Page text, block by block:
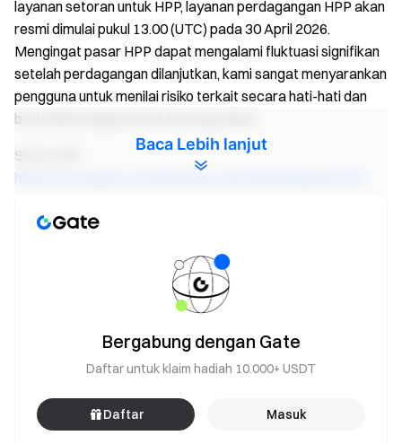
layanan setoran untuk HPP, layanan perdagangan HPP akan
resmi dimulai pukul 13.00 (UTC) pada 30 April 2026.
Mengingat pasar HPP dapat mengalami fluktuasi signifikan
setelah perdagangan dilanjutkan, kami sangat menyarankan
pengguna untuk menilai risiko terkait secara hati-hati dan
bertindak dengan penuh kewaspadaan.
Setor HPP:
https://www.gate.com/id/myaccount/funds/deposit/HPP
https://www.gate.com/id/trade/HPP_USDT
Perdagangkan lebih dari 4,900 mata uang kripto dengan
aman, cepat dan mudah
Baca Lebih lanjut
Bergabung dengan Gate
Daftar untuk klaim hadiah 10.000+ USDT
Daftar Masuk